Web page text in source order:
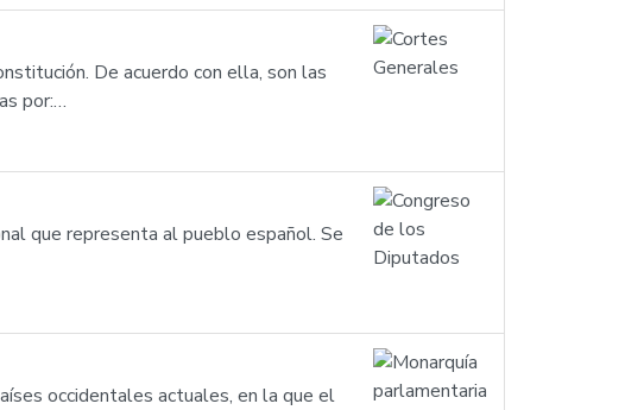
De acuerdo con ella, son las
por:…
que representa al pueblo español. Se
occidentales actuales, en la que el